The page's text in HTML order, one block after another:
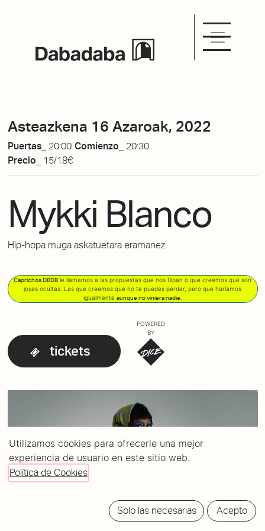
Asteazkena 16 Azaroak, 2022
Puertas_ 20:00 Comienzo_ 20:30
Precio_
15/18€
Mykki Blanco
Hip-hopa muga askatuetara eramanez
Caprichos DBDB le llamamos a las propuestas que nos flipan o que creemos que son
joyas ocultas. Las que creemos que no te puedes perder, pero que haríamos
igualmente aunque no viniera nadie.
tickets
POWERED
BY
Utilizamos cookies para ofrecerle una mejor
experiencia de usuario en este sitio web.
Política de Cookies
Solo las necesarias Acepto